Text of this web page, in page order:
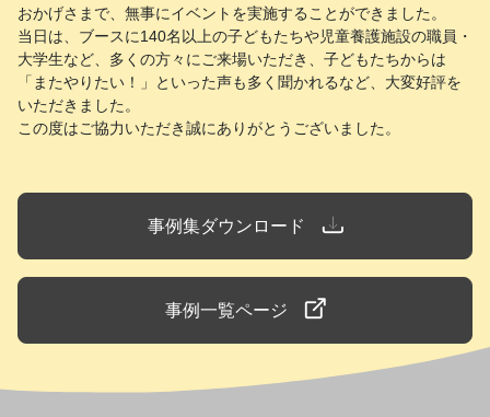
おかげさまで、無事にイベントを実施することができました。
当日は、ブースに140名以上の子どもたちや児童養護施設の職員・
大学生など、多くの方々にご来場いただき、子どもたちからは
「またやりたい！」といった声も多く聞かれるなど、大変好評を
いただきました。
この度はご協力いただき誠にありがとうございました。
事例集ダウンロード
事例一覧ページ